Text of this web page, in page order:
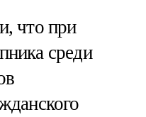
что при
среди